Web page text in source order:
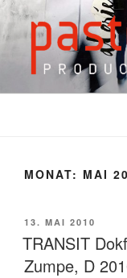
Zum
Inhalt
springen
MONAT: MAI
VERÖFFENTLICHT
AM
13. MAI 2010
TRANSIT
Zumpe, D